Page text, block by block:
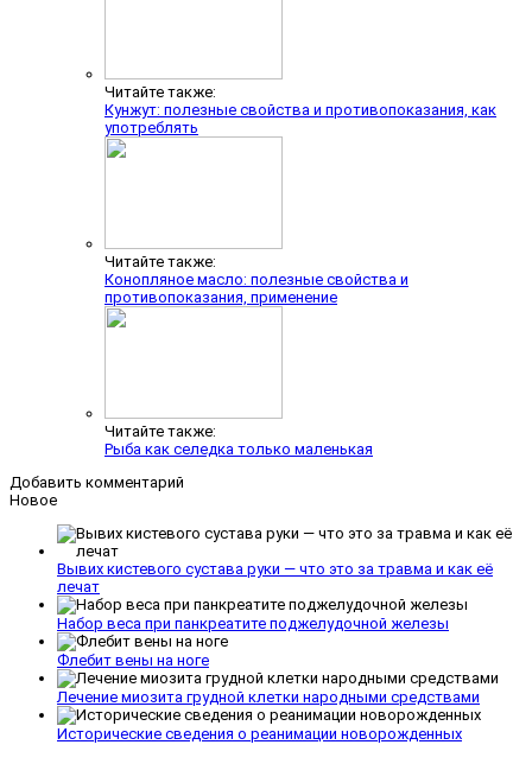
Читайте также:
Кунжут: полезные свойства и противопоказания, как
употреблять
Читайте также:
Конопляное масло: полезные свойства и
противопоказания, применение
Читайте также:
Рыба как селедка только маленькая
Добавить комментарий
Новое
Вывих кистевого сустава руки — что это за травма и как её
лечат
Набор веса при панкреатите поджелудочной железы
Флебит вены на ноге
Лечение миозита грудной клетки народными средствами
Исторические сведения о реанимации новорожденных